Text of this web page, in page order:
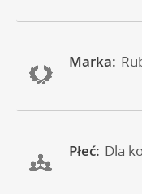
Marka:
Płeć: Dla